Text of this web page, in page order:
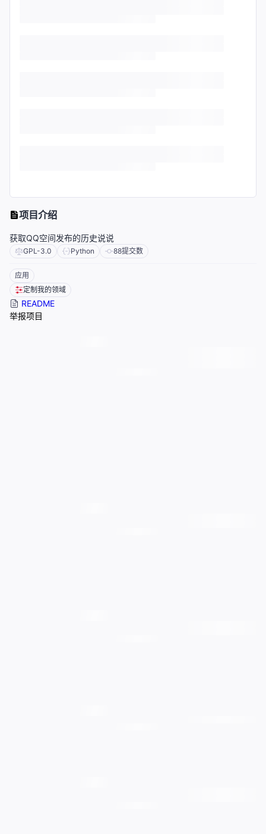
项目介绍
获取QQ空间发布的历史说说
GPL-3.0 Python 88提交数
应用
定制我的领域
README
举报项目